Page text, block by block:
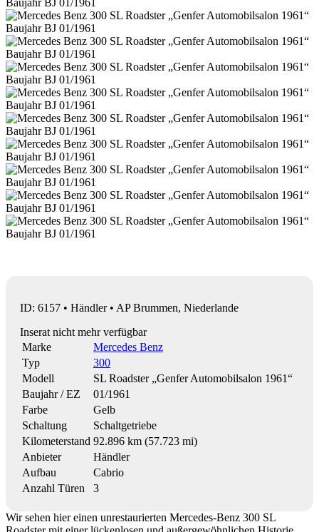
ID: 6157 • Händler • AP Brummen, Niederlande
Inserat nicht mehr verfügbar
Marke
Mercedes Benz
Typ
300
Modell
SL Roadster „Genfer Automobilsalon 1961“
Baujahr / EZ
01/1961
Farbe
Gelb
Schaltung
Schaltgetriebe
Kilometerstand 92.896 km (57.723 mi)
Anbieter
Händler
Aufbau
Cabrio
Anzahl Türen
3
Wir sehen hier einen unrestaurierten Mercedes-Benz 300 SL